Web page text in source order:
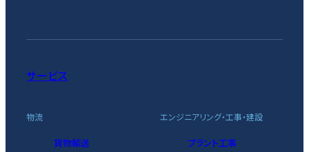
サービス
物流
貨物輸送
エンジニアリング・工事・建設
プラント工事